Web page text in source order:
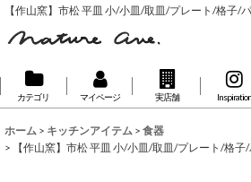
【作山窯】市松 平皿 小/小皿/取皿/プレート/格子/
カテゴリ マイページ 実店舗 Inspiration
ホーム > キッチンアイテム > 食器
>
【作山窯】市松 平皿 小/小皿/取皿/プレート/格